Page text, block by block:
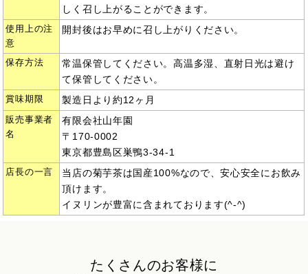
しく召し上がることができます。
使用上の注
意
開封後はお早めに召し上がりください。
保存方法
常温保管してください。高温多湿、直射日光は避け
て保管してください。
賞味期限 製造日より約12ヶ月
販売事業者
名
有限会社山年園
〒170-0002
東京都豊島区巣鴨3-34-1
店長の一言
当店の菊芋茶は国産100%なので、安心安全にお飲み
頂けます。
イヌリンが豊富に含まれており ます(^-^)
たくさんのお客様に